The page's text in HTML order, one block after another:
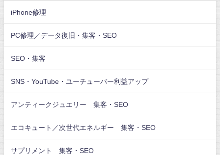
iPhone修理
PC修理／データ復旧・集客・SEO
SEO・集客
SNS・YouTube・ユーチューバー利益アップ
アンティークジュエリー 集客・SEO
エコキュート／次世代エネルギー 集客・SEO
サプリメント 集客・SEO